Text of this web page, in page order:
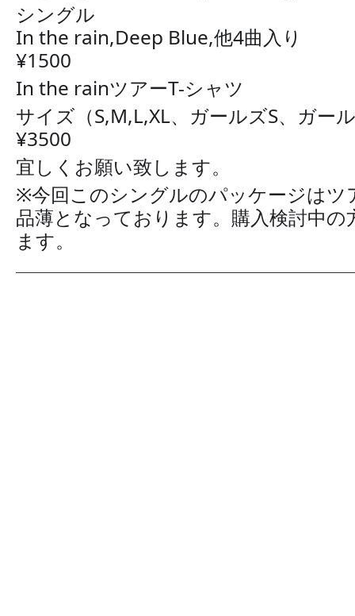
シングル
In the rain,Deep Blue,他4曲入り
¥1500
In the rainツアーT-シャツ
サイズ（S,M,L,XL、ガールズS、ガー
¥3500
宜しくお願い致します。
※今回このシングルのパッケージはツ
品薄となっております。購入検討中
ます。